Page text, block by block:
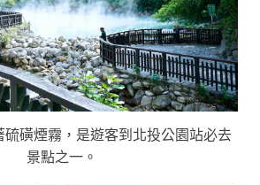
硫磺煙霧，是遊客到北投公園站必去
景點之一。